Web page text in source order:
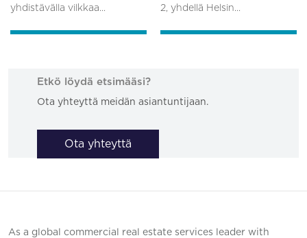
yhdistävälla vilkkaa...
2, yhdellä Helsin...
Etkö löydä etsimääsi?
Ota yhteyttä meidän asiantuntijaan.
Ota yhteyttä
As a global commercial real estate services leader with